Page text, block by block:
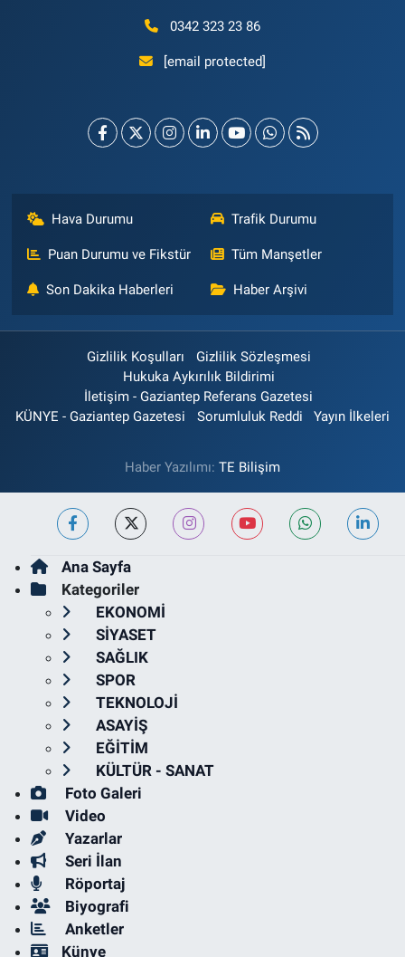
0342 323 23 86
[email protected]
Hava Durumu Trafik Durumu
Puan Durumu ve Fikstür Tüm Manşetler
Son Dakika Haberleri Haber Arşivi
Gizlilik Koşulları
Gizlilik Sözleşmesi
Hukuka Aykırılık Bildirimi
İletişim - Gaziantep Referans Gazetesi
KÜNYE - Gaziantep Gazetesi
Sorumluluk Reddi Yayın İlkeleri
Haber Yazılımı: TE Bilişim
Ana Sayfa
Kategoriler
EKONOMİ
SİYASET
SAĞLIK
SPOR
TEKNOLOJİ
ASAYİŞ
EĞİTİM
KÜLTÜR - SANAT
Foto Galeri
Video
Yazarlar
Seri İlan
Röportaj
Biyografi
Anketler
Künye